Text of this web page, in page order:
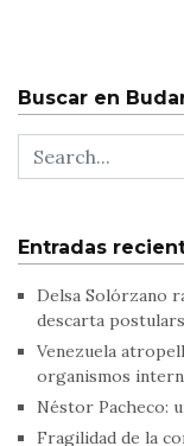
Buscar en
Entradas
Delsa Solórzano
descarta
Venezuela
organismos
Néstor Pacheco:
Fragilidad de la